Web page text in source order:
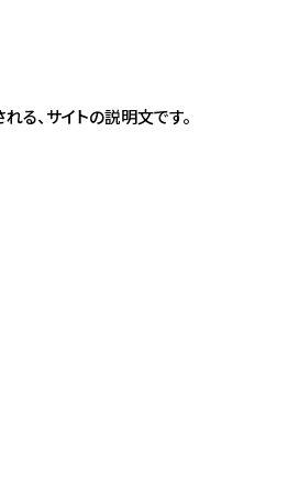
、サイトの説明文です。